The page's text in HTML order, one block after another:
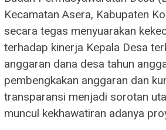
Kecamatan Asera, Kabupaten
secara tegas menyuarakan
terhadap kinerja Kepala Desa
anggaran dana desa tahun
pembengkakan anggaran dan
transparansi menjadi sorotan
muncul kekhawatiran adanya